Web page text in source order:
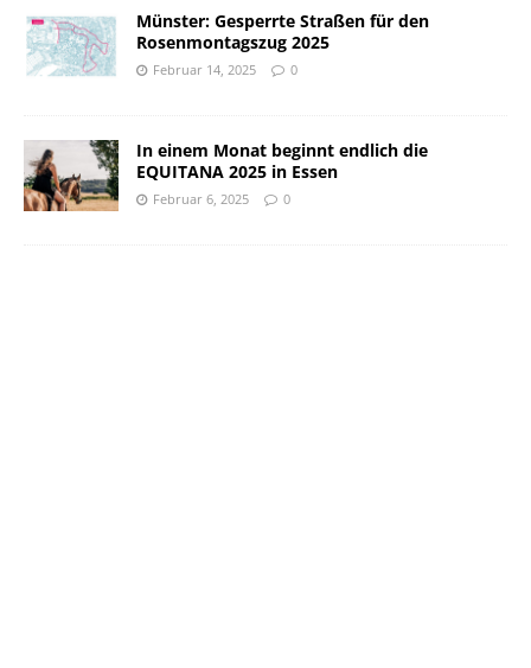
Münster: Gesperrte Straßen für den
Rosenmontagszug 2025
Februar 14, 2025 0
In einem Monat beginnt endlich die
EQUITANA 2025 in Essen
Februar 6, 2025 0